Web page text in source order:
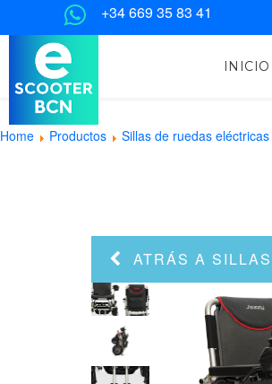
+34 669 35 83 41
INICIO
Home Productos Sillas de ruedas eléctricas
ATRÁS A